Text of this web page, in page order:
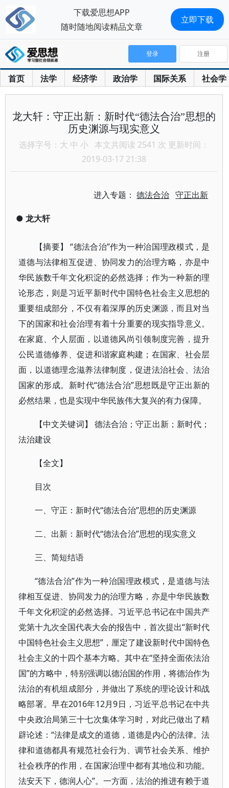
首页 法学 经济学 政治学 国际关系 社会学
登录 注册
龙大轩：守正出新：新时代“德法合治”思想的
历史渊源与现实意义
选择字号： 大 中 小 本文共阅读 2541 次 更新时间：
2019-03-17 21:38
进入专题：德法合治 守正出新
● 龙大轩
【摘要】 “德法合治”作为一种治国理政模式，是
道德与法律相互促进、协同发力的治理方略，亦是中
华民族数千年文化积淀的必然选择；作为一种新的理
论形态，则是习近平新时代中国特色社会主义思想的
重要组成部分，不仅有着深厚的历史渊源，而且对当
下的国家和社会治理有着十分重要的现实指导意义。
在家庭、个人层面，以道德风尚引领制度完善，提升
公民道德修养、促进和谐家庭构建；在国家、社会层
面，以道德理念滋养法律制度，促进法治社会、法治
国家的形成。新时代“德法合治”思想既是守正出新的
必然结果，也是实现中华民族伟大复兴的有力保障。
【中文关键词】 德法合治；守正出新；新时代；
法治建设
【全文】
目次
一、守正：新时代“德法合治”思想的历史渊源
二、出新：新时代“德法合治”思想的现实意义
三、简短结语
“德法合治”作为一种治国理政模式，是道德与法
律相互促进、协同发力的治理方略，亦是中华民族数
千年文化积淀的必然选择。习近平总书记在中国共产
党第十九次全国代表大会的报告中，首次提出“新时代
中国特色社会主义思想”，厘定了建设新时代中国特色
社会主义的十四个基本方略。其中在“坚持全面依法治
国”的方略中，特别强调以德治国的作用，将德治作为
法治的有机组成部分，并做出了系统的理论设计和战
略部署。早在2016年12月9日，习近平总书记在中共
中央政治局第三十七次集体学习时，对此已做出了精
辟论述：“法律是成文的道德，道德是内心的法律。法
律和道德都具有规范社会行为、调节社会关系、维护
社会秩序的作用，在国家治理中都有其地位和功能。
法安天下，德润人心”。一方面，法治的推进有赖于道
下载爱思想APP
随时随地阅读精品文章
立即下载